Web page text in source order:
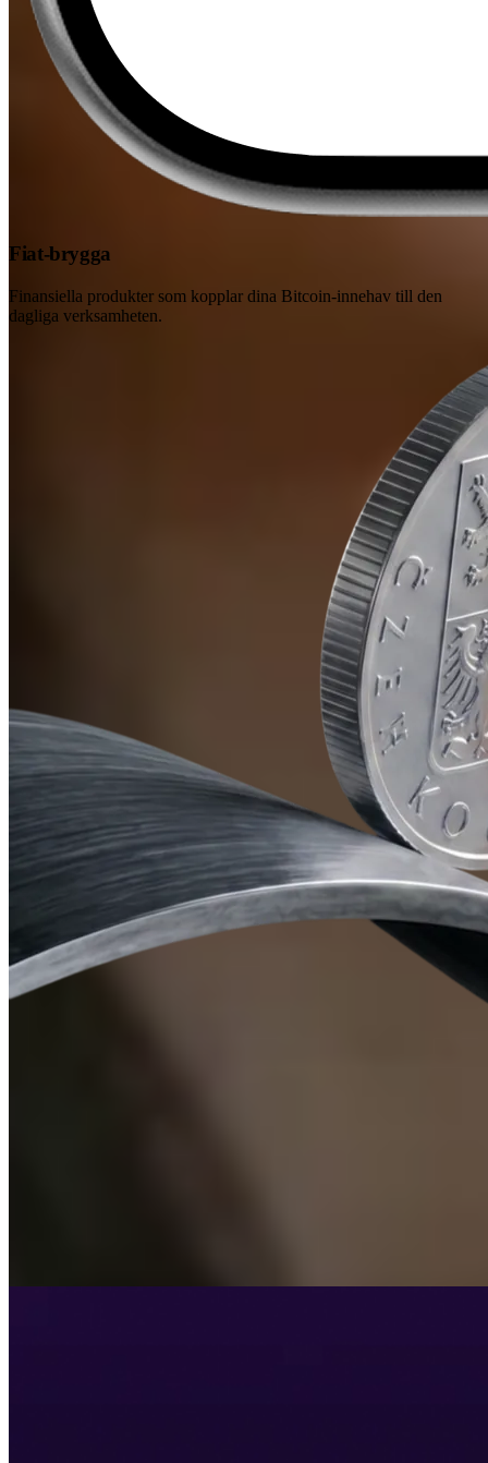
Fiat-brygga
Finansiella produkter som kopplar dina Bitcoin-innehav till den
dagliga verksamheten.